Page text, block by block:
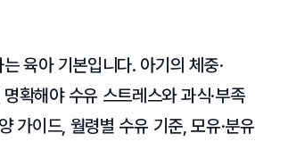
육아 기본입니다. 아기의 체중·
확해야 수유 스트레스와 과식·부족
가이드, 월령별 수유 기준, 모유·분유